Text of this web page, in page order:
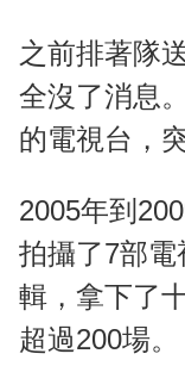
之前排著隊
全沒了消息
的電視台，
2005年到
拍攝了7部
輯，拿下了
超過200場。